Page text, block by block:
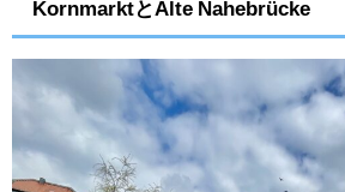
KornmarktとAlte Nahebrücke